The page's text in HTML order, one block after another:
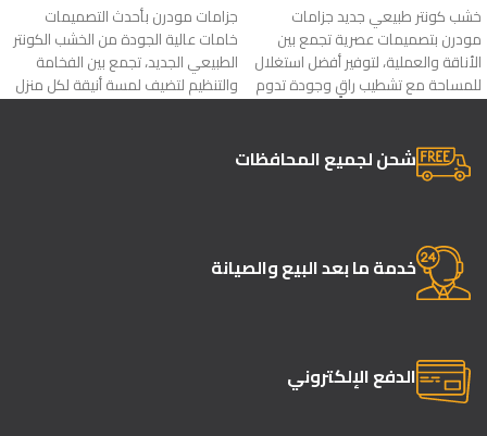
خشب كونتر طبيعي جديد جزامات
مودرن بتصميمات عصرية تجمع بين
الأناقة والعملية، لتوفير أفضل استغلال
للمساحة مع تشطيب راقٍ وجودة تدوم
لسنوات
جزامات مودرن بأحدث التصميمات
خامات عالية الجودة من الخشب الكونتر
الطبيعي الجديد، تجمع بين الفخامة
والتنظيم لتضيف لمسة أنيقة لكل منزل
شحن لجميع المحافظات
خدمة ما بعد البيع والصيانة
الدفع الإلكتروني